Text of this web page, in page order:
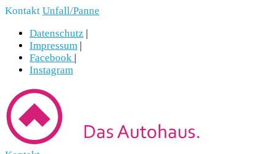
Kontakt Unfall/Panne
Datenschutz |
Impressum |
Facebook |
Instagram